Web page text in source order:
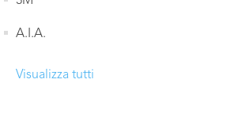
A.I.A.
Visualizza tutti